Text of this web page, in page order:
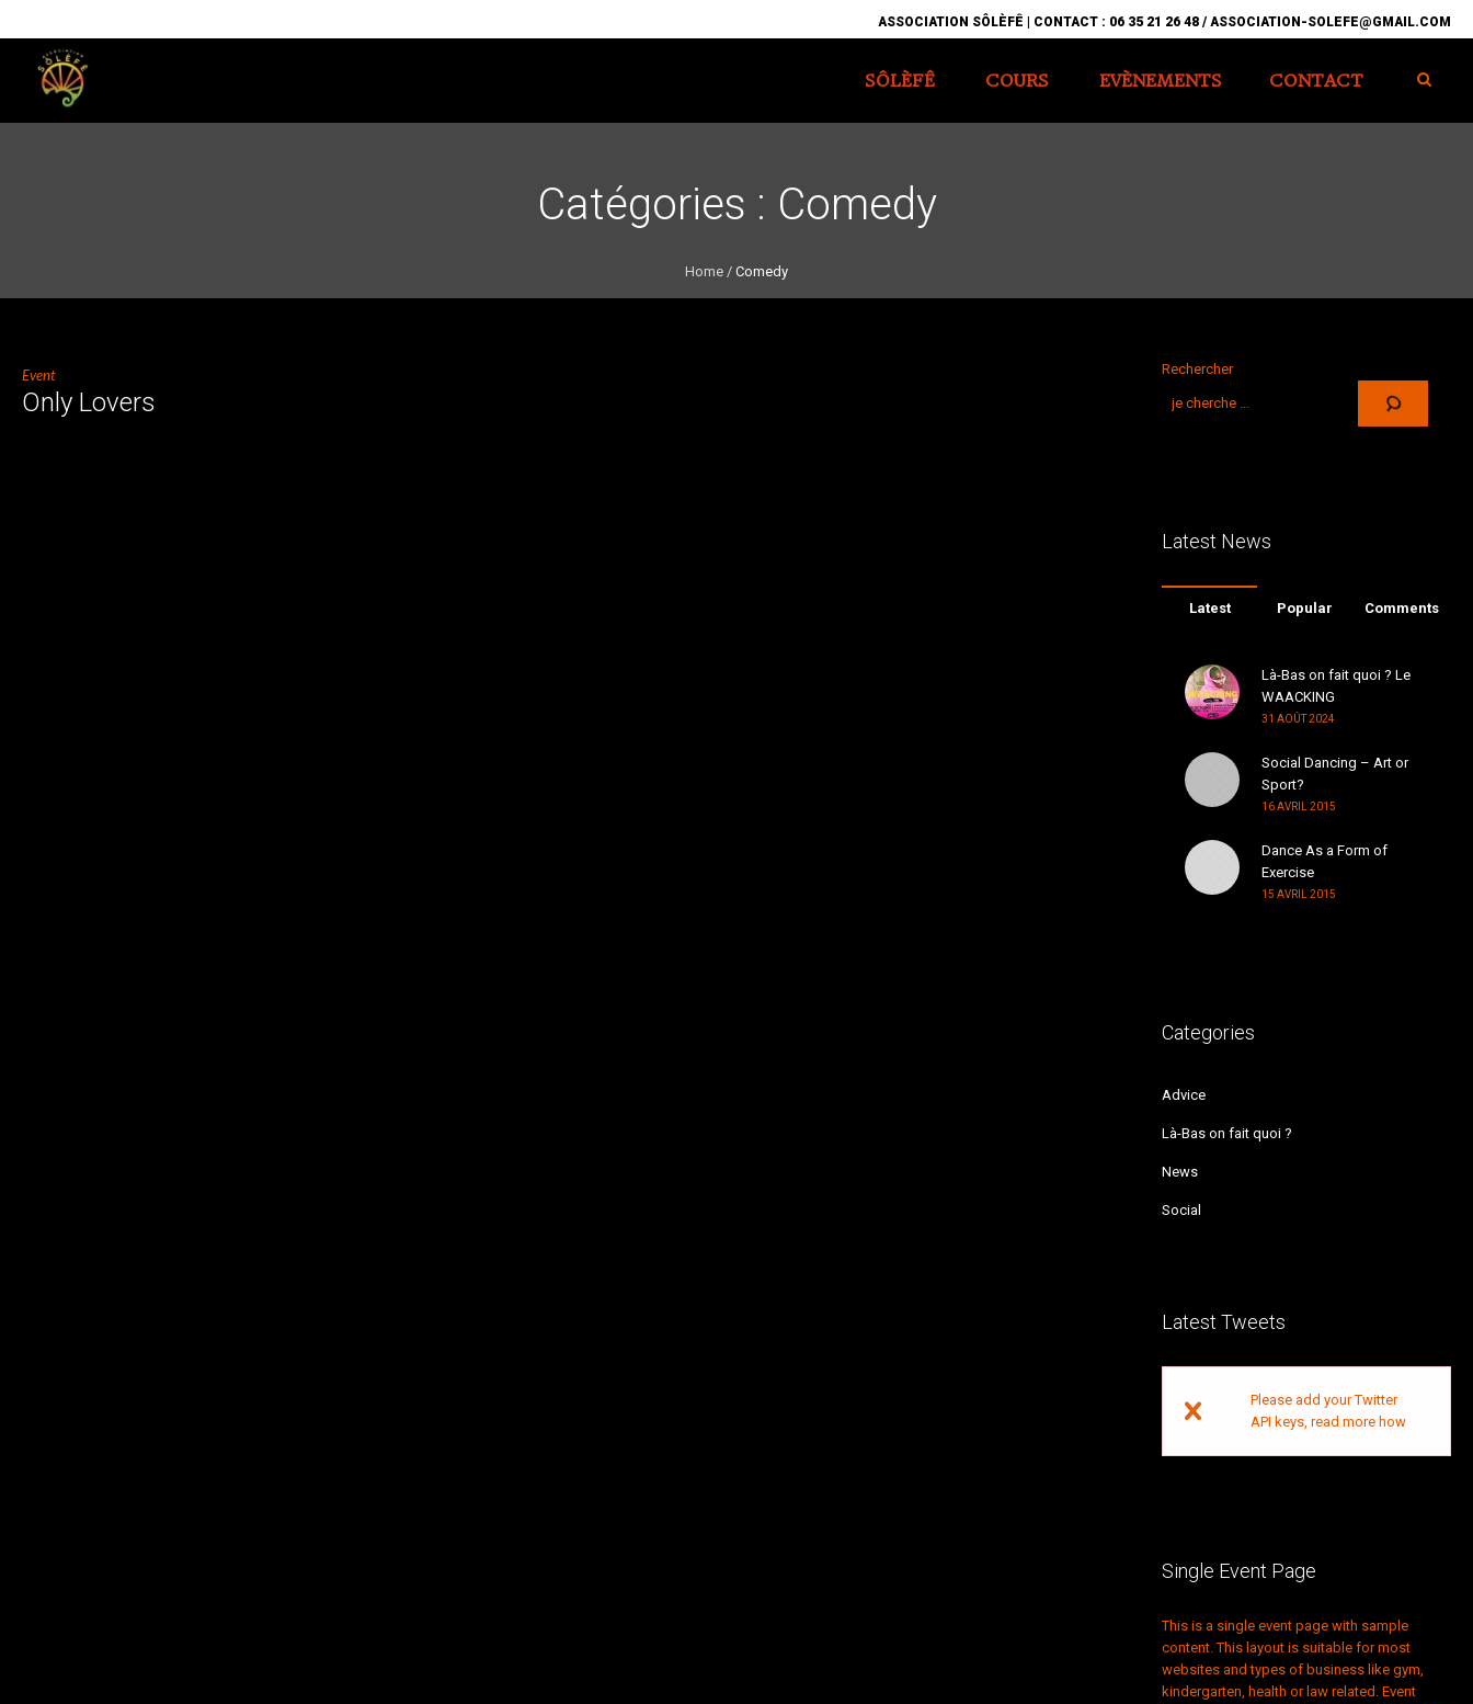
ASSOCIATION SÔLÈFÊ | CONTACT : 06 35 21 26 48 / ASSOCIATION-SOLEFE@GMAIL.COM
SÔLÈFÊ COURS EVÈNEMENTS CONTACT
Catégories : Comedy
Home / Comedy
Event
Only Lovers
Rechercher
Latest News
Latest Popular Comments
Là-Bas on fait quoi ? Le
WAACKING
31 AOÛT 2024
Social Dancing – Art or
Sport?
16 AVRIL 2015
Dance As a Form of
Exercise
15 AVRIL 2015
Categories
Advice
Là-Bas on fait quoi ?
News
Social
Latest Tweets
Please add your Twitter
API keys, read more how
Single Event Page
This is a single event page with sample
content. This layout is suitable for most
websites and types of business like gym,
kindergarten, health or law related. Event